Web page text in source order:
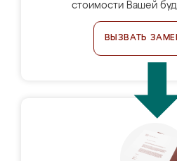
стоимости Вашей
ВЫЗВАТЬ